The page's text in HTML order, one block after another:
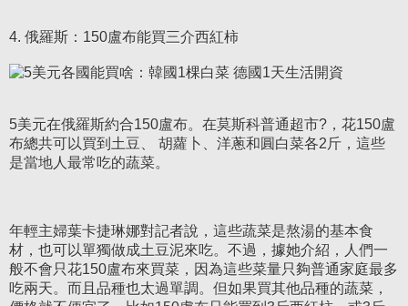
4. 俄羅斯：150盧布能買三介西紅柿
5美元在俄羅斯約合150盧布。在莫斯科普通超市?，花150盧
布總共可以買到土豆、 胡蘿卜、洋蔥和圓白菜各2斤，這些
是當地人最常吃的蔬菜。
年輕主婦葉卡捷琳娜對記者說，這些蔬菜是熬湯的基本食
材，也可以單獨做成土豆泥來吃。不過，據她介紹，人們一
般不會只花150盧布來買菜，因為這些菜量只夠普通家庭最多
吃兩天。而且品種也太過單調。但如果買其他品種的蔬菜，